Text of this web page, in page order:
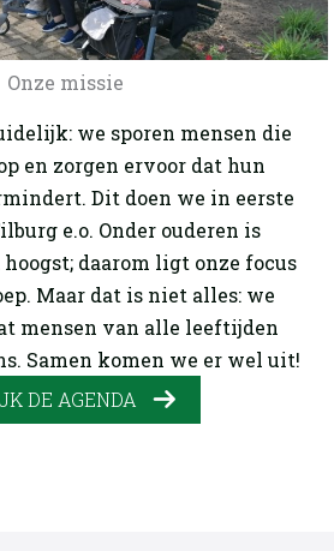
Onze missie
we sporen mensen die
en zorgen ervoor dat hun
Dit doen we in eerste
e.o. Onder ouderen is
daarom ligt onze focus
Maar dat is niet alles: we
mensen van alle leeftijden
Samen komen we er wel uit!
DE AGENDA